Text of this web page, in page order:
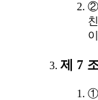
②
제 7
①